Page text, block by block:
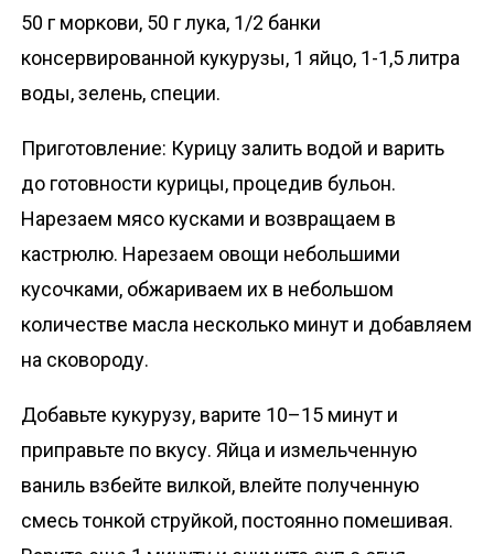
50 г моркови, 50 г лука, 1/2 банки
консервированной кукурузы, 1 яйцо, 1-1,5 литра
воды, зелень, специи.
Приготовление: Курицу залить водой и варить
до готовности курицы, процедив бульон.
Нарезаем мясо кусками и возвращаем в
кастрюлю. Нарезаем овощи небольшими
кусочками, обжариваем их в небольшом
количестве масла несколько минут и добавляем
на сковороду.
Добавьте кукурузу, варите 10–15 минут и
приправьте по вкусу. Яйца и измельченную
ваниль взбейте вилкой, влейте полученную
смесь тонкой струйкой, постоянно помешивая.